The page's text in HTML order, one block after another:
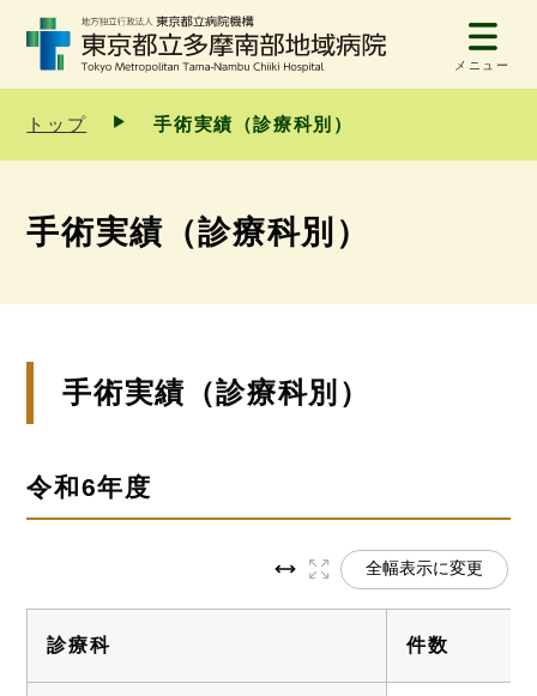
メニュー
トップ 手術実績（診療科別）
手術実績（診療科別）
手術実績（診療科別）
令和6年度
全幅表示に変更
診療科 件数